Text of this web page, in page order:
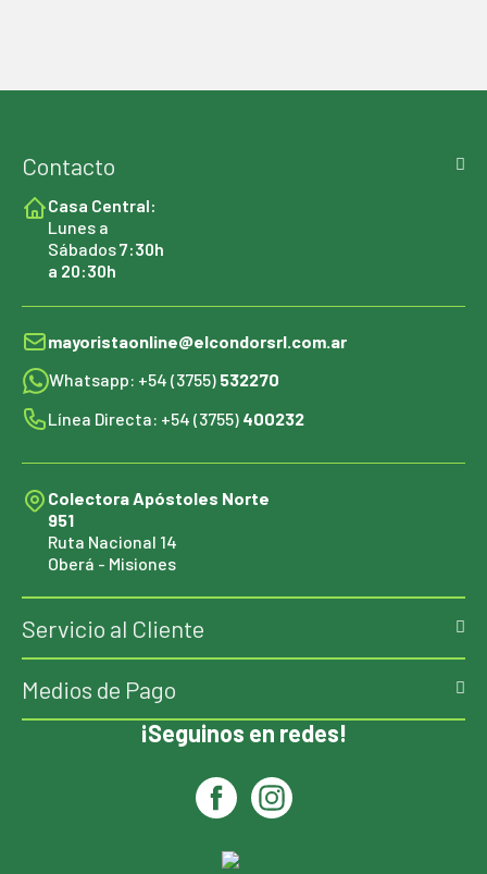
Contacto
Casa Central:
Lunes a
Sábados7:30h
a 20:30h
mayoristaonline@elcondorsrl.com.ar
Whatsapp: +54 (3755) 532270
Línea Directa: +54 (3755) 400232
Colectora Apóstoles Norte
951
Ruta Nacional 14
Oberá - Misiones
Servicio al Cliente
Medios de Pago
¡Seguinos en redes!